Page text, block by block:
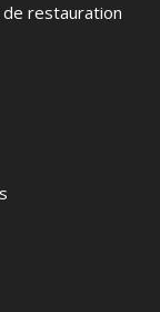
restauration